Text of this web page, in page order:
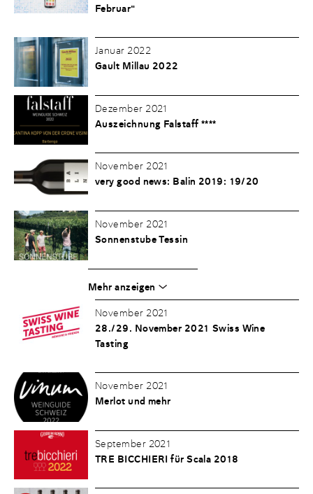
Februar"
Januar 2022
Gault Millau 2022
Dezember 2021
Auszeichnung Falstaff ****
November 2021
very good news: Balin 2019: 19/20
November 2021
Sonnenstube Tessin
Mehr anzeigen
November 2021
28./29. November 2021 Swiss Wine
Tasting
November 2021
Merlot und mehr
September 2021
TRE BICCHIERI für Scala 2018